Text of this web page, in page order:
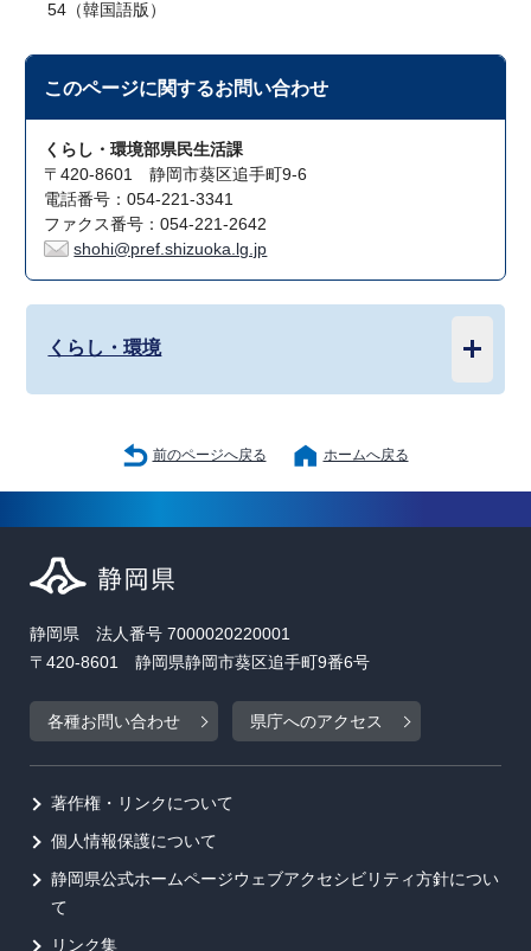
54（韓国語版）
このページに関するお問い合わせ
くらし・環境部県民生活課
〒420-8601 静岡市葵区追手町9-6
電話番号：054-221-3341
ファクス番号：054-221-2642
shohi@pref.shizuoka.lg.jp
くらし・環境
前のページへ戻る ホームへ戻る
静岡県 法人番号 7000020220001
〒420-8601 静岡県静岡市葵区追手町9番6号
各種お問い合わせ 県庁へのアクセス
著作権・リンクについて
個人情報保護について
静岡県公式ホームページウェブアクセシビリティ方針につい
て
リンク集